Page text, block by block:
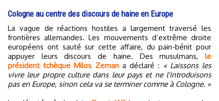
Cologne au centre des discours de haine en Europe
La vague de réactions hostiles a largement traversé les
frontières allemandes. Les mouvements d’extrême droite
européens ont sauté sur cette affaire, du pain-bénit pour
appuyer leurs discours de haine. Des musulmans, le
président tchèque Milos Zemana déclaré : « Laissons les
vivre leur propre culture dans leur pays et ne l'introduisons
pas en Europe, sinon cela va se terminer comme à Cologne. »